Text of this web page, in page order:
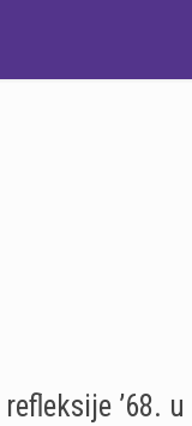
’68. u